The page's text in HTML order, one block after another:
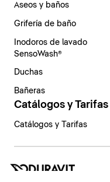
Aseos y baños
Grifería de baño
Inodoros de lavado
SensoWash®
Duchas
Bañeras
Catálogos y Tarifas
Catálogos y Tarifas